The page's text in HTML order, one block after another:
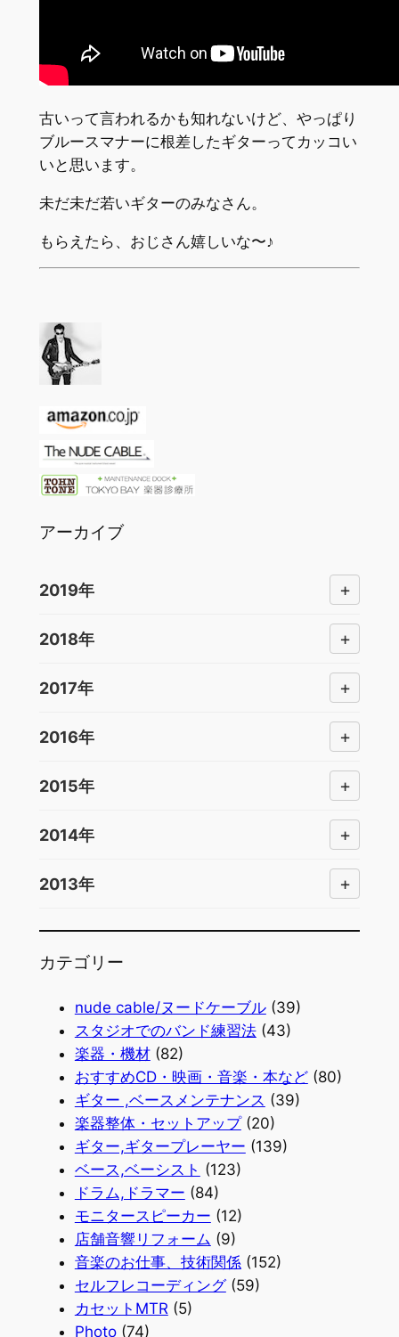
古いって言われるかも知れないけど、やっぱり
ブルースマナーに根差したギターってカッコい
いと思います。
未だ未だ若いギターのみなさん。
もらえたら、おじさん嬉しいな〜♪
アーカイブ
2019年 +
2018年 +
2017年 +
2016年 +
2015年 +
2014年 +
2013年 +
カテゴリー
nude cable/ヌードケーブル(39)
スタジオでのバンド練習法(43)
楽器・機材(82)
おすすめCD・映画・音楽・本など(80)
ギター ,ベースメンテナンス (39)
楽器整体・セットアップ(20)
ギター,ギタープレーヤー (139)
ベース,ベーシスト (123)
ドラム,ドラマー (84)
モニタースピーカー (12)
店舗音響リフォーム (9)
音楽のお仕事、技術関係(152)
セルフレコーディング(59)
カセットMTR (5)
Photo(74)